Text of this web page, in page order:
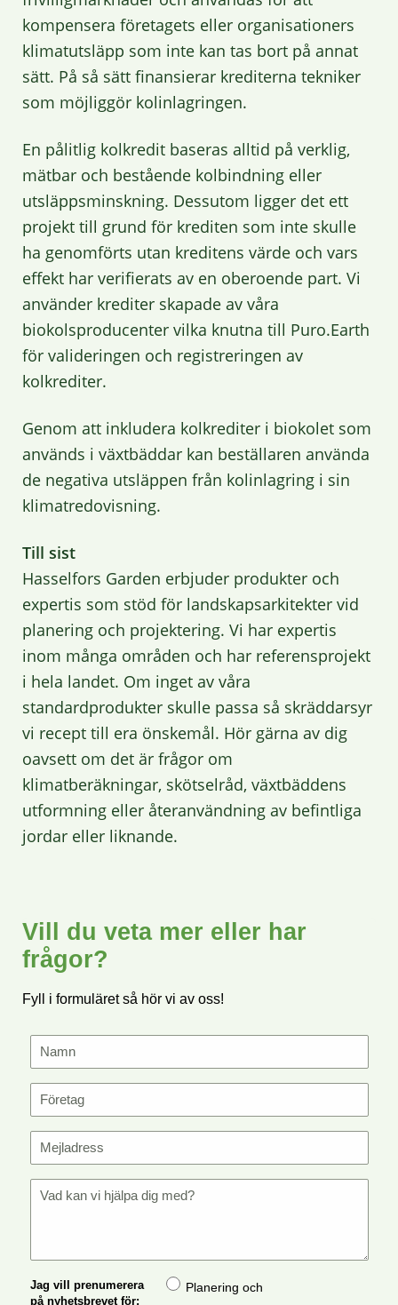
kompensera företagets eller organisationers
klimatutsläpp som inte kan tas bort på annat
sätt. På så sätt finansierar krediterna tekniker
som möjliggör kolinlagringen.
En pålitlig kolkredit baseras alltid på verklig,
mätbar och bestående kolbindning eller
utsläppsminskning. Dessutom ligger det ett
projekt till grund för krediten som inte skulle
ha genomförts utan kreditens värde och vars
effekt har verifierats av en oberoende part. Vi
använder krediter skapade av våra
biokolsproducenter vilka knutna till Puro.Earth
för valideringen och registreringen av
kolkrediter.
Genom att inkludera kolkrediter i biokolet som
används i växtbäddar kan beställaren använda
de negativa utsläppen från kolinlagring i sin
klimatredovisning.
Till sist
Hasselfors Garden erbjuder produkter och
expertis som stöd för landskapsarkitekter vid
planering och projektering. Vi har expertis
inom många områden och har referensprojekt
i hela landet. Om inget av våra
standardprodukter skulle passa så skräddarsyr
vi recept till era önskemål. Hör gärna av dig
oavsett om det är frågor om
klimatberäkningar, skötselråd, växtbäddens
utformning eller återanvändning av befintliga
jordar eller liknande.